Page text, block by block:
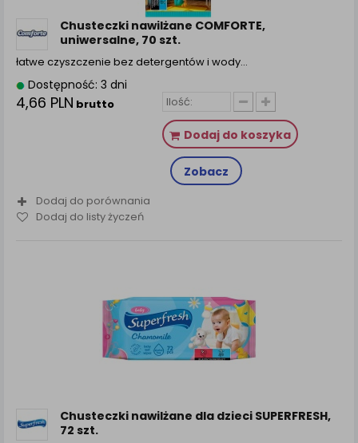
Chusteczki nawilżane COMFORTE,
uniwersalne, 70 szt.
łatwe czyszczenie bez detergentów i wody…
Dostępność: 3 dni
4,66 PLN brutto
Dodaj do koszyka
Zobacz
Dodaj do porównania
Dodaj do listy życzeń
Chusteczki nawilżane dla dzieci SUPERFRESH,
72 szt.